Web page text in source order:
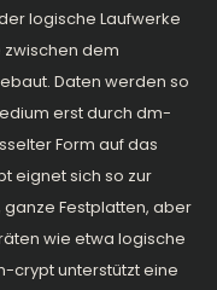
logische Laufwerke
zwischen dem
Daten werden so
erst durch dm-
Form auf das
eignet sich so zur
Festplatten, aber
wie etwa logische
crypt unterstützt eine